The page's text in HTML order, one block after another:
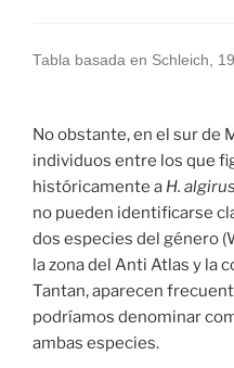
Tabla basada en Schleich,
No obstante, en el sur de
individuos entre los que
históricamente a H.
no pueden identificarse
dos especies del género
la zona del Anti Atlas y la
Tantan, aparecen
podríamos denominar
ambas especies.